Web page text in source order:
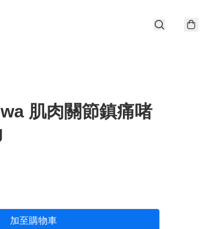
肌肉關節鎮痛啫
加至購物車